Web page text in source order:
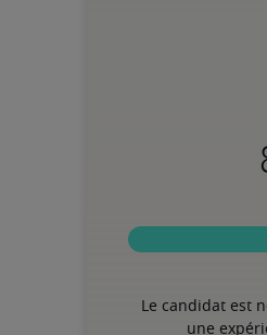
Le candidat est
une